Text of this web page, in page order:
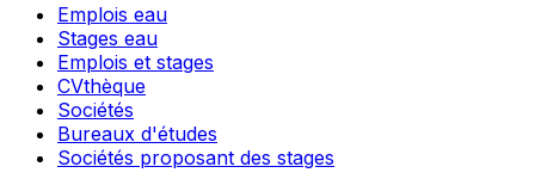
Emplois eau
Stages eau
Emplois et stages
CVthèque
Sociétés
Bureaux d'études
Sociétés proposant des stages